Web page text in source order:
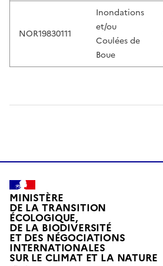
NOR19830111
Inondations
et/ou
Coulées de
Boue
MINISTÈRE
DE LA TRANSITION
ÉCOLOGIQUE,
DE LA BIODIVERSITÉ
ET DES NÉGOCIATIONS
INTERNATIONALES
SUR LE CLIMAT ET LA NATUREL